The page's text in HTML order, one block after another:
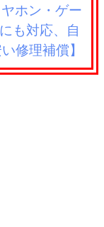
ホン・ゲー
も対応、自
修理補償】